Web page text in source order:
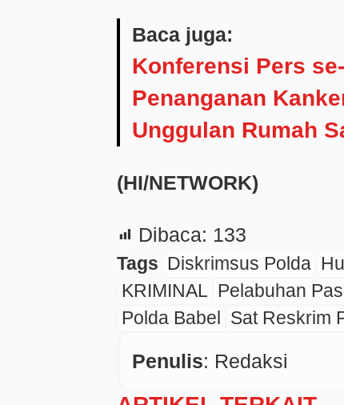
Baca juga:
Konferensi Pers
Penanganan
Unggulan Rumah
(HI/NETWORK)
Dibaca: 133
Tags Diskrimsus Polda
KRIMINAL Pelabuhan
Polda Babel
Sat Reskrim
Penulis: Redaksi